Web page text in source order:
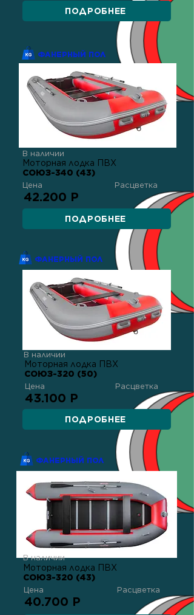
ПОДРОБНЕЕ
ФАНЕРНЫЙ ПОЛ
В наличии
Моторная лодка ПВХ
СОЮЗ-340 (43)
Расцветка
Цена
42.200 Р
ПОДРОБНЕЕ
ФАНЕРНЫЙ ПОЛ
В наличии
Моторная лодка ПВХ
СОЮЗ-320 (50)
Цена Расцветка
43.100 Р
ПОДРОБНЕЕ
ФАНЕРНЫЙ ПОЛ
В наличии
Моторная лодка ПВХ
СОЮЗ-320 (43)
Цена Расцветка
40.700 Р